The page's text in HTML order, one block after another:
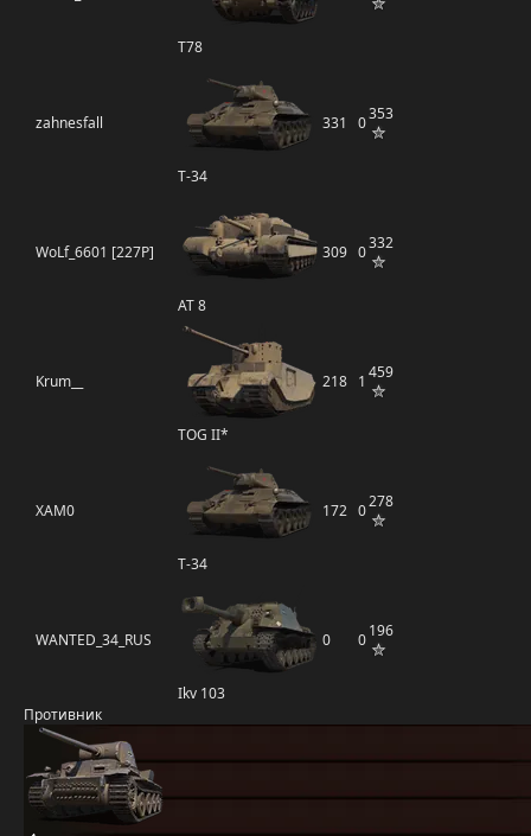
T78
zahnesfall
Т-34
331 0353
WoLf_6601 [227P]
AT 8
309 0332
Krum__
TOG II*
218 1 459
XAM0
Т-34
172 0278
WANTED_34_RUS
Ikv 103
0 0196
Противник